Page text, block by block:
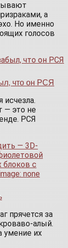
а
Но именно
голосов
что он РСЯ
исчезла.
— это не
РСЯ
прячется за
алый.
умение их